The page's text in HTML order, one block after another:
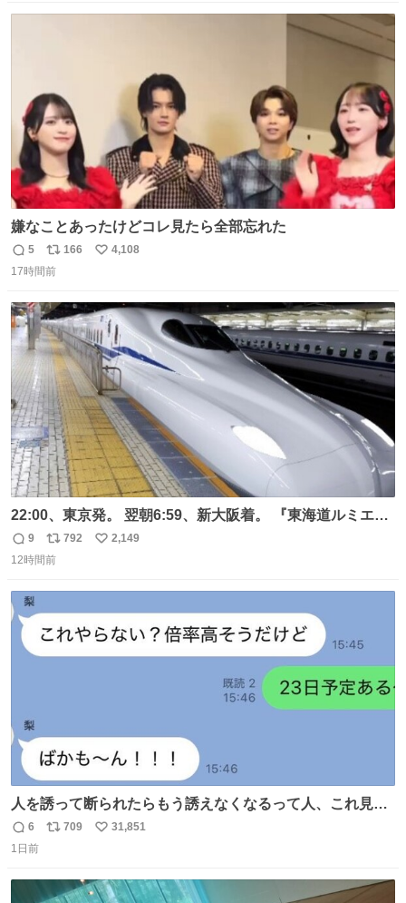
化する ・院生が研究環境を求め他大学に移るのを批判する
嫌なことあったけどコレ見たら全部忘れた
返
信
5
リ
ポ
ト
数
166
い
数
4,108
17時間前
22:00、東京発。 翌朝6:59、新大阪着。 『東海道ルミエー
ルエクスプレス』が今夜、初運行！ 岐阜羽島駅で夜を越す
東海道新幹線。寝台列車じゃないのに、朝まで新幹線とい
エクスプレス
返
信
9
リ
ポ
792
い
2,149
12時間前
人を誘って断られたらもう誘えなくなるって人、これ見て
元気出してほしい
返
信
6
リ
ト
709
い
数
31,851
1日前